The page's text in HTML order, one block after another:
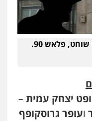
בית הדין הרבני הגדול (צילום: נתי שוחט, פלאש 90.
יצחק עמית–
ועופר גרוסקופף